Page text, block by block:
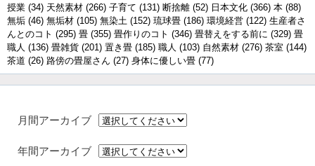
授業 (34) 天然素材 (266) 子育て (131) 断捨離 (52) 日本文化 (366) 本 (88)
無垢 (46) 無垢材 (105) 無染土 (152) 琉球畳 (186) 環境経営 (122) 生産者さ
んとのコト (295) 畳 (355) 畳作りのコト (346) 畳替えをする前に (329) 畳
職人 (136) 畳雑貨 (201) 置き畳 (185) 職人 (103) 自然素材 (276) 茶室 (144)
茶道 (26) 路傍の畳屋さん (27) 身体に優しい畳 (77)
月間アーカイブ
年間アーカイブ